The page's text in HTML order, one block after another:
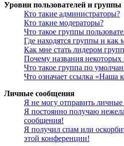
Уровни пользователей и группы
Кто такие администраторы?
Кто такие модераторы?
Что такое группы
Где находятся группы и как
Как мне стать лидером
Почему названия
Что такое группа по
Что означает ссылка «Наша
Личные сообщения
Я не могу отправить
Я постоянно получаю
сообщения!
Я получил спам или
этой конференции!